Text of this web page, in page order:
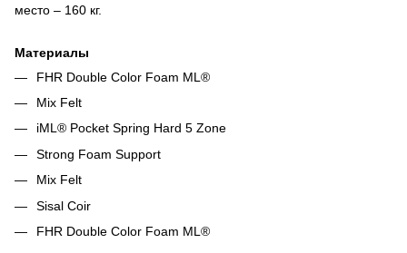
место – 160 кг.
Материалы
FHR Double Color Foam ML®
Mix Felt
iML® Pocket Spring Hard 5 Zone
Strong Foam Support
Mix Felt
Sisal Coir
FHR Double Color Foam ML®